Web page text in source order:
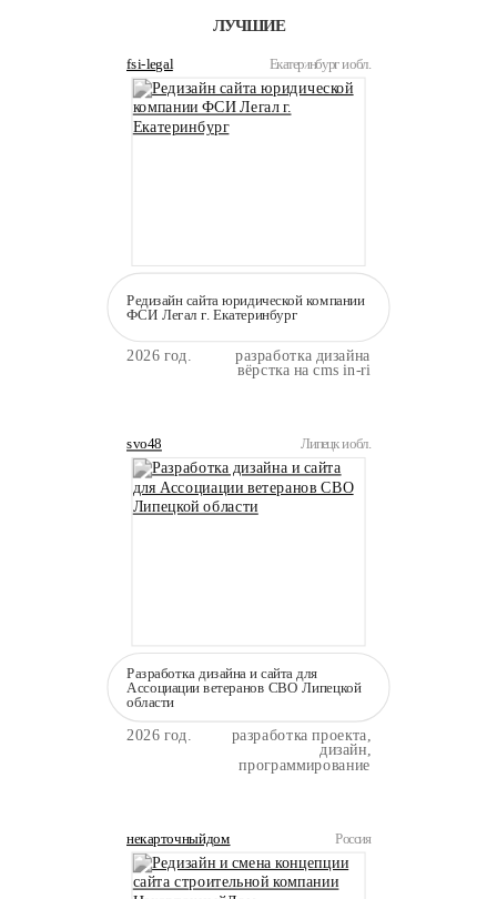
ЛУЧШИЕ
fsi-legal Екатеринбург и обл.
Редизайн сайта юридической компании
ФСИ Легал г. Екатеринбург
2026 год. разработка дизайна
вёрстка на cms in-ri
svo48 Липецк и обл.
Разработка дизайна и сайта для
Ассоциации ветеранов СВО Липецкой
области
2026 год. разработка проекта,
дизайн,
программирование
некарточныйдом Россия